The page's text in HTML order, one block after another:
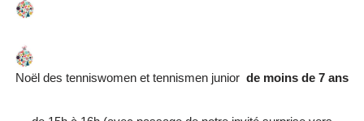
Noël des tenniswomen et tennismen junior de moins de 7 ans